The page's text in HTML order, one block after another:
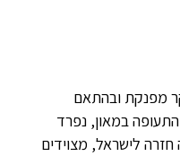
מפנקת ובהתאם
במאון, נפרד
לישראל, מצוידים